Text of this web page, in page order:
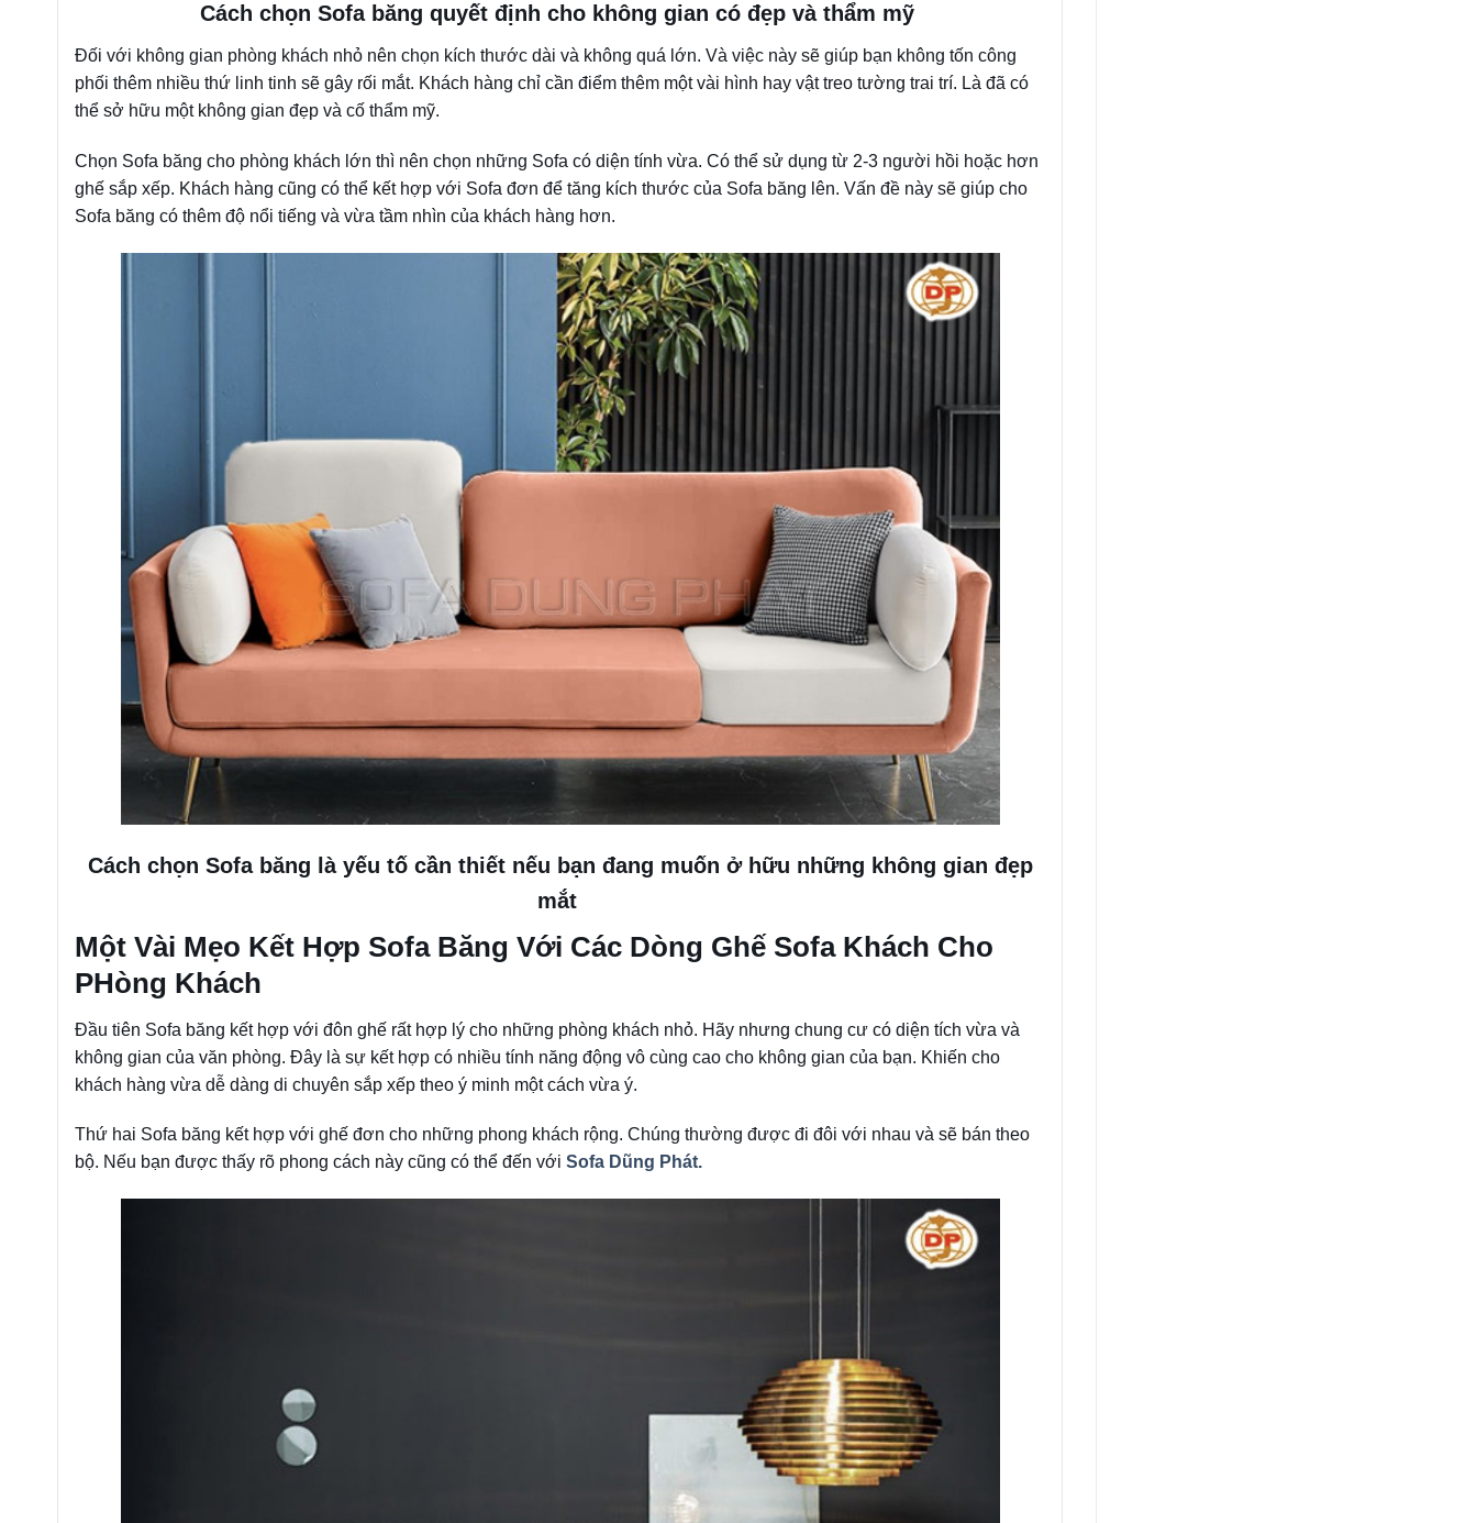
Cách chọn Sofa băng quyết định cho không gian có đẹp và thẩm mỹ
Đối với không gian phòng khách nhỏ nên chọn kích thước dài và không quá lớn. Và việc này sẽ giúp bạn không tốn công
phối thêm nhiều thứ linh tinh sẽ gây rối mắt. Khách hàng chỉ cần điểm thêm một vài hình hay vật treo tường trai trí. Là đã có
thể sở hữu một không gian đẹp và cố thẩm mỹ.
Chọn Sofa băng cho phòng khách lớn thì nên chọn những Sofa có diện tính vừa. Có thể sử dụng từ 2-3 người hồi hoặc hơn
ghế sắp xếp. Khách hàng cũng có thể kết hợp với Sofa đơn để tăng kích thước của Sofa băng lên. Vấn đề này sẽ giúp cho
Sofa băng có thêm độ nổi tiếng và vừa tầm nhìn của khách hàng hơn.
Cách chọn Sofa băng là yếu tố cần thiết nếu bạn đang muốn ở hữu những không gian đẹp
mắt
Một Vài Mẹo Kết Hợp Sofa Băng Với Các Dòng Ghế Sofa Khách Cho
PHòng Khách
Đầu tiên Sofa băng kết hợp với đôn ghế rất hợp lý cho những phòng khách nhỏ. Hãy nhưng chung cư có diện tích vừa và
không gian của văn phòng. Đây là sự kết hợp có nhiều tính năng động vô cùng cao cho không gian của bạn. Khiến cho
khách hàng vừa dễ dàng di chuyên sắp xếp theo ý minh một cách vừa ý.
Thứ hai Sofa băng kết hợp với ghế đơn cho những phong khách rộng. Chúng thường được đi đôi với nhau và sẽ bán theo
bộ. Nếu bạn được thấy rõ phong cách này cũng có thể đến với Sofa Dũng Phát.